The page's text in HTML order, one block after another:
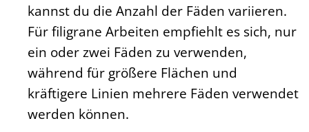
kannst du die Anzahl der Fäden variieren.
Für filigrane Arbeiten empfiehlt es sich, nur
ein oder zwei Fäden zu verwenden,
während für größere Flächen und
kräftigere Linien mehrere Fäden verwendet
werden können.